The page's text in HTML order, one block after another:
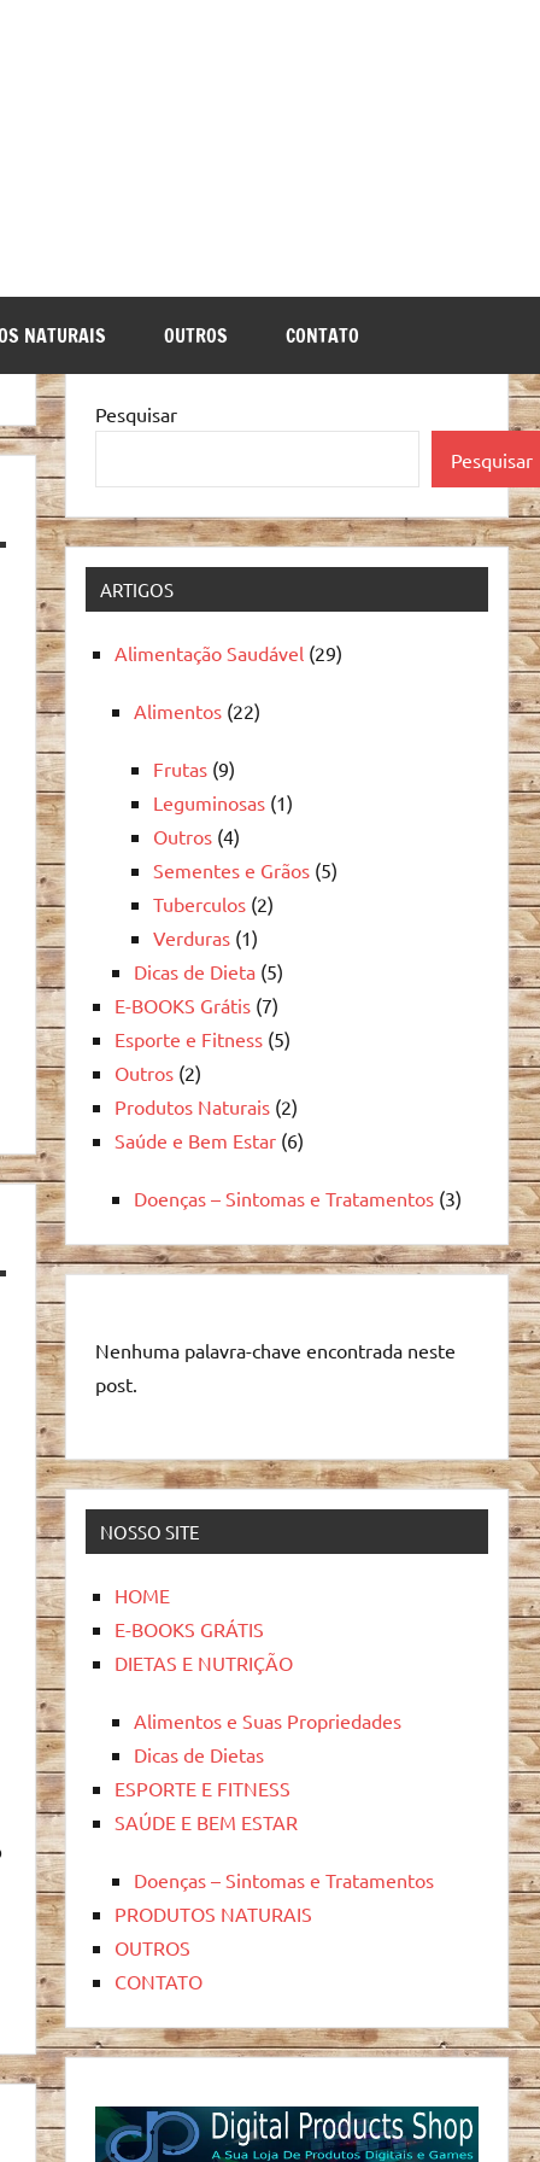
NATURAIS OUTROS CONTATO
Pesquisar
Pesquisar
ARTIGOS
Alimentação Saudável (29)
Alimentos (22)
Frutas (9)
Leguminosas (1)
Outros (4)
Sementes e Grãos (5)
Tuberculos (2)
Verduras (1)
Dicas de Dieta (5)
E-BOOKS Grátis (7)
Esporte e Fitness (5)
Outros (2)
Produtos Naturais (2)
Saúde e Bem Estar (6)
Doenças – Sintomas e Tratamentos (3)
Nenhuma palavra-chave encontrada neste
post.
NOSSO SITE
HOME
E-BOOKS GRÁTIS
DIETAS E NUTRIÇÃO
Alimentos e Suas Propriedades
Dicas de Dietas
ESPORTE E FITNESS
SAÚDE E BEM ESTAR
Doenças – Sintomas e Tratamentos
PRODUTOS NATURAIS
OUTROS
CONTATO